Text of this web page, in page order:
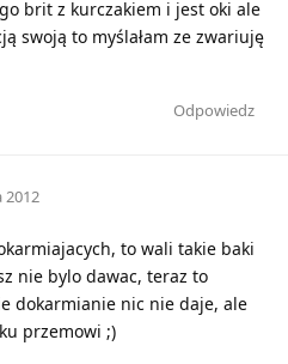
brit z kurczakiem i jest oki ale
swoją to myślałam ze zwariuję
Odpowiedz
2012
to wali takie baki
nie bylo dawac, teraz to
dokarmianie nic nie daje, ale
przemowi ;)